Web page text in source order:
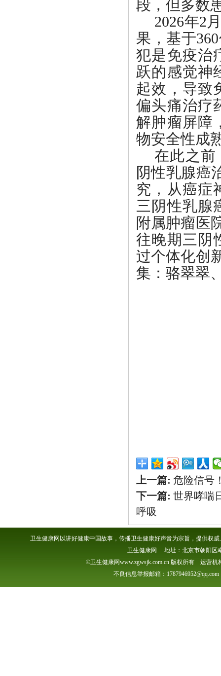
段，但多数
2026年2
果，基于
犯是免疫治
跃的感觉神
起效，导致
偏头痛治疗
解肿瘤屏障
物安全性成
在此之前
阴性乳腺癌
究，从癌症
三阴性乳腺
附属肿瘤医
往晚期三阴
过个体化创
集：骆翠翠
上一篇: 危险信号
下一篇: 世界哮喘
呼吸
卫生健康网以讲好健康中国故事，传播卫生健康好声音为宗旨，提供权
卫生健康网 地址：北京市朝阳区
©卫生健康网www.zgwsjk.com.cn 版权所有 运营
不良信息举报邮箱：